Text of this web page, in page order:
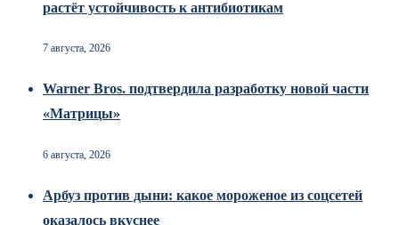
растёт устойчивость к антибиотикам
7 августа, 2026
Warner Bros. подтвердила разработку новой части
«Матрицы»
6 августа, 2026
Арбуз против дыни: какое мороженое из соцсетей
оказалось вкуснее